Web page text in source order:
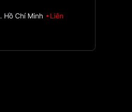
Hồ Chí Minh
Liên